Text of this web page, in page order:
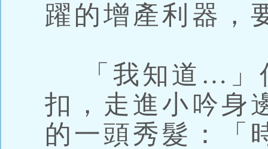
躍的增產利器，
「我知道…」
扣，走進小吟身
的一頭秀髮：「